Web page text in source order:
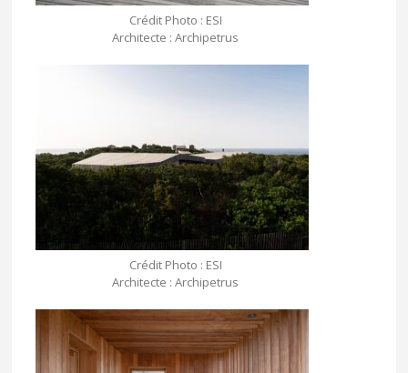
Crédit Photo : ESI
Architecte : Archipetrus
Crédit Photo : ESI
Architecte : Archipetrus